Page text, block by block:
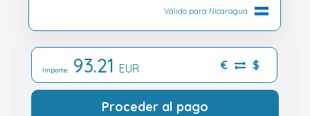
Válido para Nicaragua
Importe: 93.21 EUR € $
Proceder al pago